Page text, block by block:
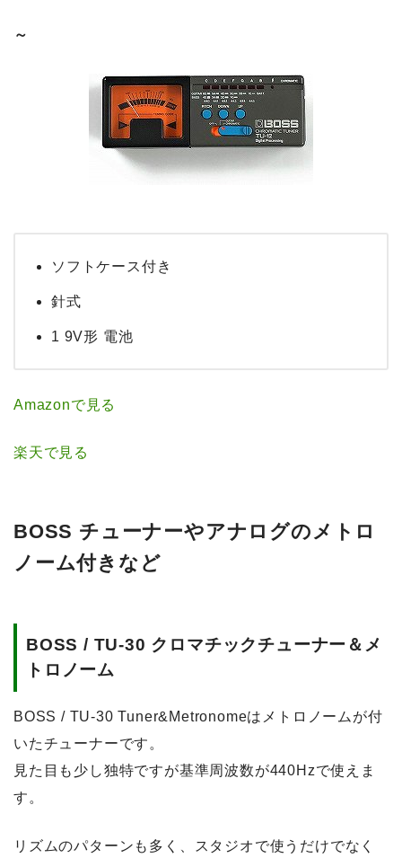
～
ソフトケース付き
針式
1 9V形 電池
Amazonで見る
楽天で見る
BOSS チューナーやアナログのメトロ
ノーム付きなど
BOSS / TU-30 クロマチックチューナー＆メ
トロノーム
BOSS / TU-30 Tuner&Metronomeはメトロノームが付
いたチューナーです。
見た目も少し独特ですが基準周波数が440Hzで使えま
す。
リズムのパターンも多く、スタジオで使うだけでなく